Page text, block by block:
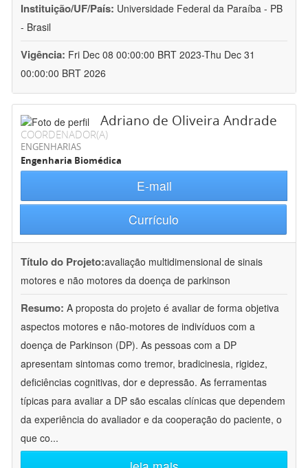
Instituição/UF/País: Universidade Federal da Paraíba - PB
- Brasil
Vigência: Fri Dec 08 00:00:00 BRT 2023-Thu Dec 31
00:00:00 BRT 2026
Adriano de Oliveira Andrade
COORDENADOR(A)
ENGENHARIAS
Engenharia Biomédica
E-mail
Currículo
Título do Projeto:avaliação multidimensional de sinais
motores e não motores da doença de parkinson
Resumo: A proposta do projeto é avaliar de forma objetiva
aspectos motores e não-motores de indivíduos com a
doença de Parkinson (DP). As pessoas com a DP
apresentam sintomas como tremor, bradicinesia, rigidez,
deficiências cognitivas, dor e depressão. As ferramentas
típicas para avaliar a DP são escalas clínicas que dependem
da experiência do avaliador e da cooperação do paciente, o
que co...